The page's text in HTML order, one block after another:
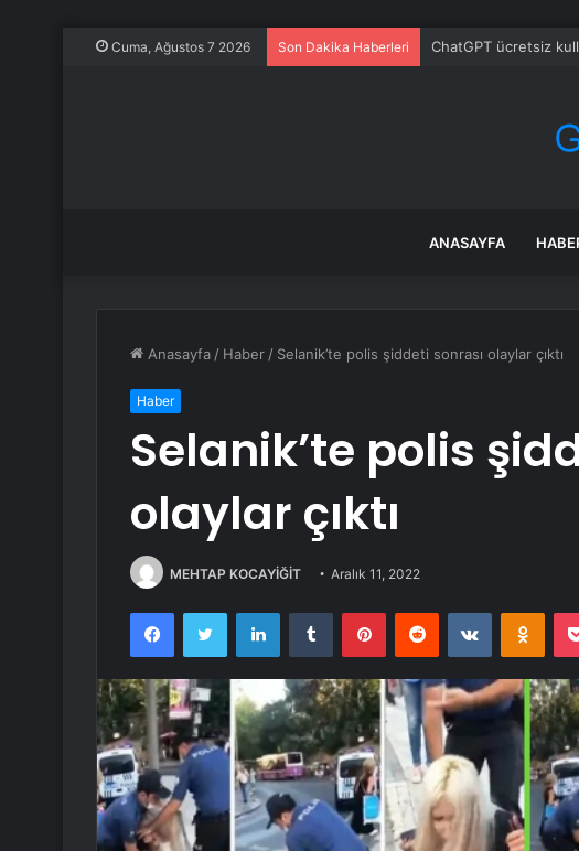
Cuma, Ağustos 7 2026 Son Dakika Haberleri ChatGPT ücretsiz
ANASAYFA
Anasayfa / Haber / Selanik’te polis şiddeti sonrası olaylar çıktı
Haber
Selanik’te polis
olaylar çıktı
MEHTAP KOCAYİĞİT Aralık 11, 2022
FacebookTwitter LinkedInTumblr PinterestReddit VKontakte